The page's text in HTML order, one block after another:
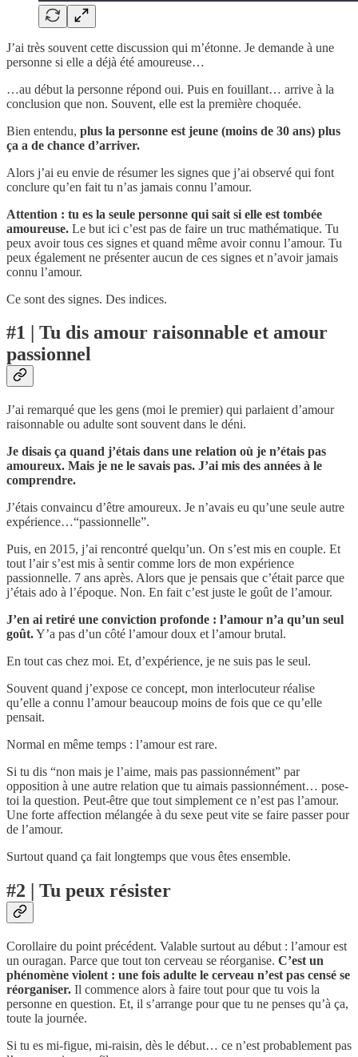
J’ai très souvent cette discussion qui m’étonne. Je demande à une
personne si elle a déjà été amoureuse…
…au début la personne répond oui. Puis en fouillant… arrive à la
conclusion que non. Souvent, elle est la première choquée.
Bien entendu, plus la personne est jeune (moins de 30 ans) plus
ça a de chance d’arriver.
Alors j’ai eu envie de résumer les signes que j’ai observé qui font
conclure qu’en fait tu n’as jamais connu l’amour.
Attention : tu es la seule personne qui sait si elle est tombée
amoureuse. Le but ici c’est pas de faire un truc mathématique. Tu
peux avoir tous ces signes et quand même avoir connu l’amour. Tu
peux également ne présenter aucun de ces signes et n’avoir jamais
connu l’amour.
Ce sont des signes. Des indices.
#1 | Tu dis amour raisonnable et amour
passionnel
J’ai remarqué que les gens (moi le premier) qui parlaient d’amour
raisonnable ou adulte sont souvent dans le déni.
Je disais ça quand j’étais dans une relation où je n’étais pas
amoureux. Mais je ne le savais pas. J’ai mis des années à le
comprendre.
J’étais convaincu d’être amoureux. Je n’avais eu qu’une seule autre
expérience…“passionnelle”.
Puis, en 2015, j’ai rencontré quelqu’un. On s’est mis en couple. Et
tout l’air s’est mis à sentir comme lors de mon expérience
passionnelle. 7 ans après. Alors que je pensais que c’était parce que
j’étais ado à l’époque. Non. En fait c’est juste le goût de l’amour.
J’en ai retiré une conviction profonde : l’amour n’a qu’un seul
goût.Y’a pas d’un côté l’amour doux et l’amour brutal.
En tout cas chez moi. Et, d’expérience, je ne suis pas le seul.
Souvent quand j’expose ce concept, mon interlocuteur réalise
qu’elle a connu l’amour beaucoup moins de fois que ce qu’elle
pensait.
Normal en même temps : l’amour est rare.
Si tu dis “non mais je l’aime, mais pas passionnément” par
opposition à une autre relation que tu aimais passionnément… pose-
toi la question. Peut-être que tout simplement ce n’est pas l’amour.
Une forte affection mélangée à du sexe peut vite se faire passer pour
de l’amour.
Surtout quand ça fait longtemps que vous êtes ensemble.
#2 | Tu peux résister
Corollaire du point précédent. Valable surtout au début : l’amour est
un ouragan. Parce que tout ton cerveau se réorganise. C’est un
phénomène violent : une fois adulte le cerveau n’est pas censé se
réorganiser. Il commence alors à faire tout pour que tu vois la
personne en question. Et, il s’arrange pour que tu ne penses qu’à ça,
toute la journée.
Si tu es mi-figue, mi-raisin, dès le début… ce n’est probablement pas